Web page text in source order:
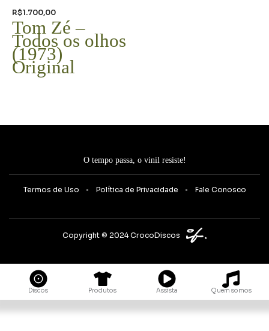
R$1.700,00
Tom Zé –
Todos os olhos
(1973)
Original
O tempo passa, o vinil resiste!
Termos de Uso Política de Privacidade Fale Conosco
Copyright © 2024 CrocoDiscos
Discos Produtos Assista Quem somos